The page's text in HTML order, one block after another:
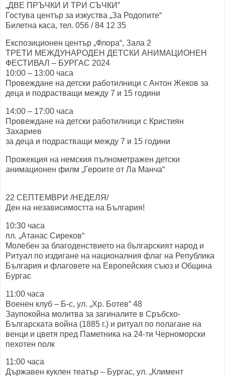
„ДВЕ ПРЪЧКИ И ТРИ СЪЧКИ”
Гостува център за изкуства „За Родопите“
Билетна каса, тел. 056 / 84 12 35
Експозиционен център „Флора“, Зала 2
ТРЕТИ МЕЖДУНАРОДЕН ДЕТСКИ АНИМАЦИОНЕН
ФЕСТИВАЛ – БУРГАС 2024
10:00 – 13:00 часа
Провеждане на детски работилници с Антон Жеков за
деца и подрастващи между 7 и 15 години
14:00 – 17:00 часа
Провеждане на детски работилници с Кристиян
Захариев
за деца и подрастващи между 7 и 15 години
Прожекция на немския пълнометражен детски
анимационен филм „Героите от Ла Манча“
22 СЕПТЕМВРИ /НЕДЕЛЯ/
Ден на независимостта на България!
10:30 часа
пл. „Атанас Сиреков“
Молебен за благоденствието на българският народ и
Ритуал по издигане на националния флаг на Република
България и флаговете на Европейския съюз и Община
Бургас
11:00 часа
Военен клуб – Б-с, ул. „Хр. Ботев“ 48
Заупокойна молитва за загиналите в Сръбско-
Българската война (1885 г.) и ритуал по полагане на
венци и цветя пред Паметника на 24-ти Черноморски
пехотен полк
11:00 часа
Държавен куклен театър – Бургас, ул. „Климент